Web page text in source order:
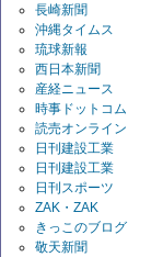
長崎新聞
沖縄タイムス
琉球新報
西日本新聞
産経ニュース
時事ドットコム
読売オンライン
日刊建設工業
日刊建設工業
日刊スポーツ
ZAK・ZAK
きっこのブログ
敬天新聞